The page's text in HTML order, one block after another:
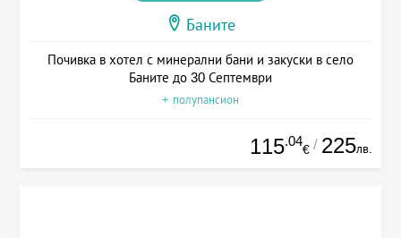
Баните
Почивка в хотел с минерални бани и закуски в село
Баните до 30 Септември
+ полупансион
115.04
€ / 225лв.